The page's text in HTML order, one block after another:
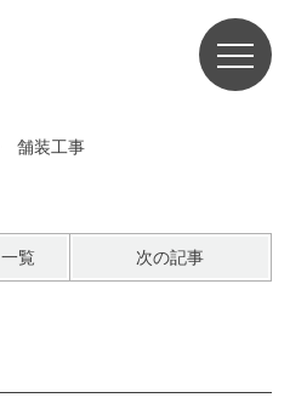
舗装工事
一覧 次の記事